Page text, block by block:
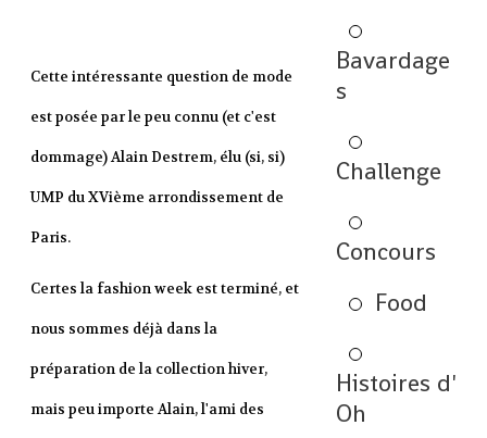
Cette intéressante question de mode
est posée par le peu connu (et c'est
dommage) Alain Destrem, élu (si, si)
UMP du XVième arrondissement de
Paris.
Certes la fashion week est terminé, et
nous sommes déjà dans la
préparation de la collection hiver,
mais peu importe Alain, l'ami des
Bavardage
s
Challenge
Concours
Food
Histoires d'
Oh